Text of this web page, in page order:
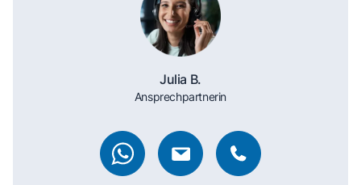
Julia B.
Ansprechpartnerin